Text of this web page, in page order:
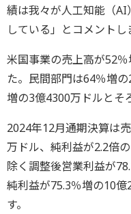
績は我々が人工知能（
している」とコメントし
米国事業の売上高が52
た。民間部門は64％増
増の3億4300万ドルとそ
2024年12月通期決算は
万ドル、純利益が2.2倍
除く調整後営業利益が
純利益が75.3％増の10
す。